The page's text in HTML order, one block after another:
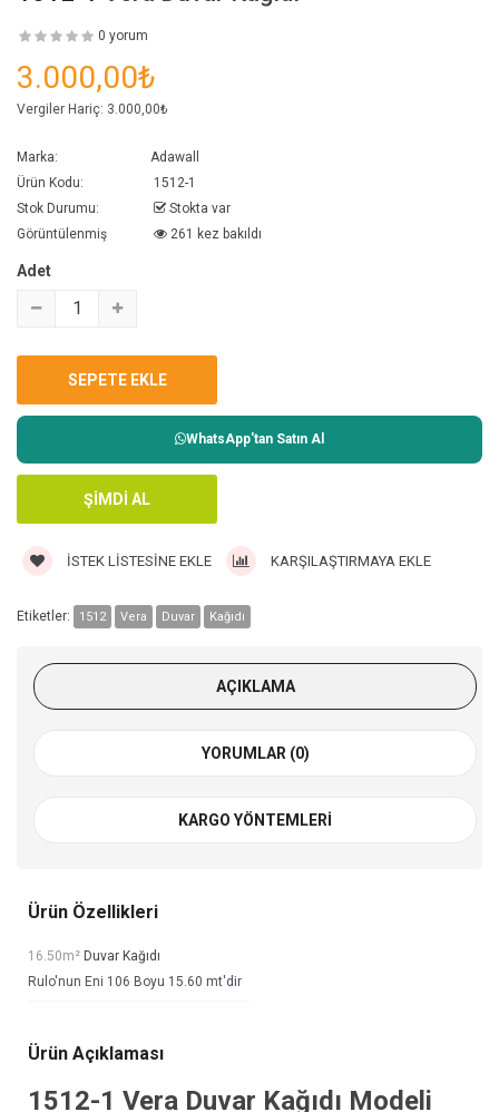
0 yorum
3.000,00₺
Vergiler Hariç: 3.000,00₺
Marka:
Adawall
Ürün Kodu:
1512-1
Stok Durumu:
Stokta var
Görüntülenmiş
261 kez bakıldı
Adet
WhatsApp'tan Satın Al
İSTEK LISTESINE EKLE KARŞILAŞTIRMAYA EKLE
Etiketler: 1512 Vera Duvar Kağıdı
AÇIKLAMA
YORUMLAR (0)
KARGO YÖNTEMLERI
Ürün Özellikleri
16.50m² Duvar Kağıdı
Rulo'nun Eni 106 Boyu 15.60 mt'dir
Ürün Açıklaması
1512-1 Vera Duvar Kağıdı Modeli